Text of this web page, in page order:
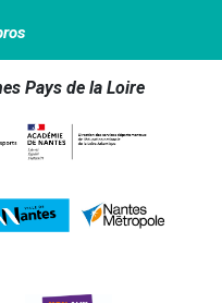
Pays de la Loire